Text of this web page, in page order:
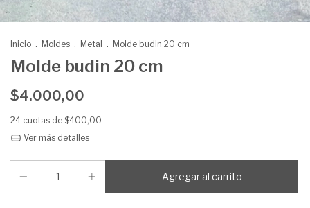
Inicio . Moldes . Metal . Molde budin 20 cm
Molde budin 20 cm
$4.000,00
24 cuotas de $400,00
Ver más detalles